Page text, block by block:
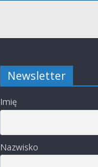
Newsletter
Imię
Nazwisko